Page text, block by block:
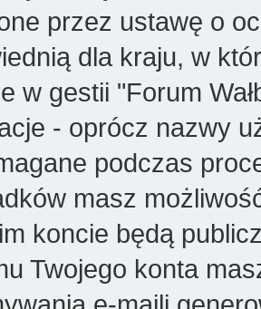
przez ustawę o
dla kraju, w
w gestii "Forum
- oprócz nazwy
podczas
masz
koncie będą
Twojego konta